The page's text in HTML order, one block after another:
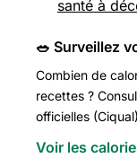
santé à
🥗 Surveillez
Combien de
recettes ?
officielles
Voir les